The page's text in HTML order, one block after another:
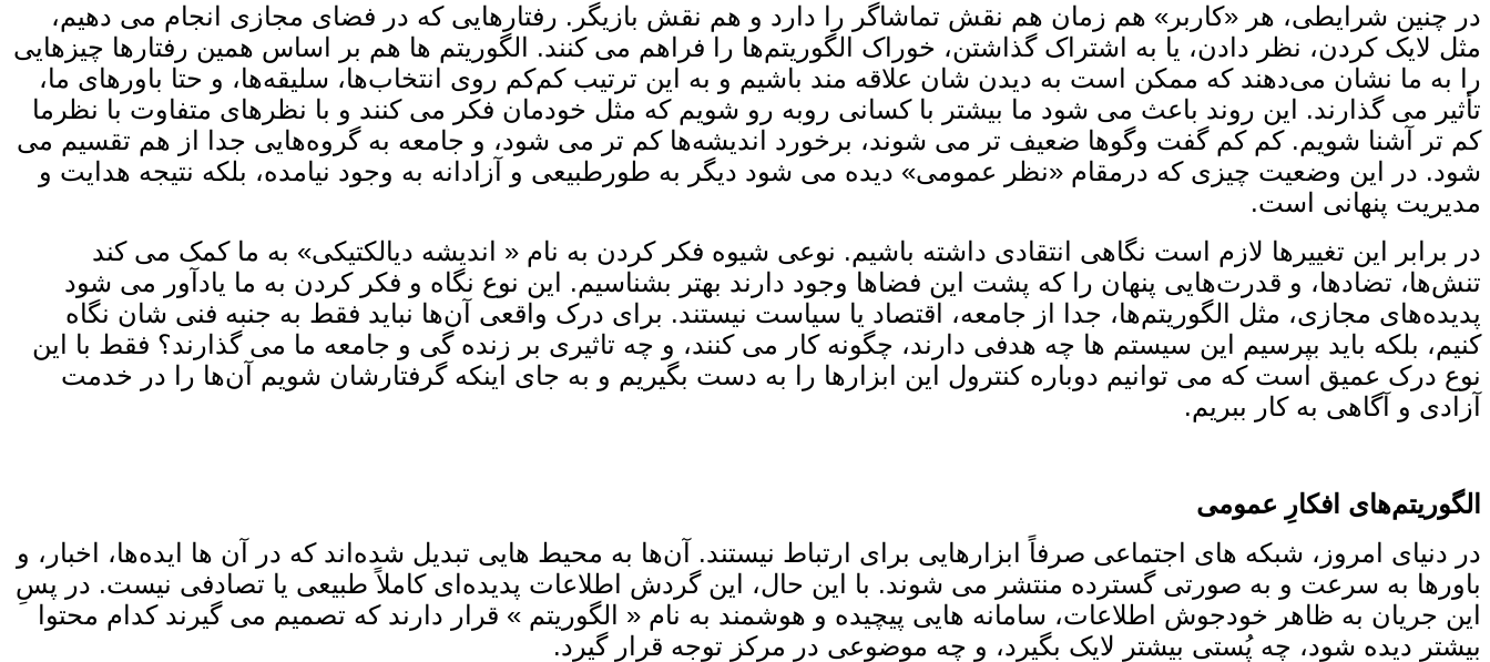
در چنین شرایطی، هر «کاربر» هم ‌زمان هم نقش تماشاگر را دارد و هم نقش بازیگر. رفتارهایی که در فضای مجازی انجام می ‌دهیم،
مثل لایک کردن، نظر دادن، یا به‌ اشتراک گذاشتن، خوراک الگوریتم‌ها را فراهم می‌ کنند. الگوریتم‌ ها هم بر اساس همین رفتارها چیزهایی
را به ما نشان می‌دهند که ممکن است به دیدن ‌شان علاقه ‌مند باشیم و به ‌این ترتیب کم‌کم روی انتخاب‌ها، سلیقه‌ها، و حتا باورهای ما،
تأثیر می‌ گذارند. این روند باعث می‌ شود ما بیشتر با کسانی روبه‌ رو شویم که مثل خودمان فکر می ‌کنند و با نظرهای متفاوت با نظرما
کم‌ تر آشنا شویم. کم‌ کم گفت ‌وگوها ضعیف ‌تر می ‌شوند، برخورد اندیشه‌ها کم ‌تر می‌ شود، و جامعه به گروه‌هایی جدا از هم تقسیم می
‌شود. در این وضعیت چیزی که درمقام «نظر عمومی» دیده می ‌شود دیگر به‌ طورطبیعی و آزادانه به ‌وجود نیامده، بلکه نتیجه هدایت و
مدیریت پنهانی است.
در برابر این تغییرها لازم است نگاهی انتقادی داشته باشیم. نوعی شیوه فکر کردن به ‌نام « اندیشه دیالکتیکی» به ما کمک می ‌کند
تنش‌ها، تضادها، و قدرت‌هایی پنهان را که پشت این فضاها وجود دارند بهتر بشناسیم. این نوع نگاه و فکر کردن به ما یادآور می ‌شود
پدیده‌های مجازی، مثل الگوریتم‌ها، جدا از جامعه، اقتصاد یا سیاست نیستند. برای درک واقعی آن‌ها نباید فقط به جنبه فنی ‌شان نگاه
کنیم، بلکه باید بپرسیم این سیستم‌ ها چه هدفی دارند، چگونه کار می ‌کنند، و چه تاثیری بر زنده گی و جامعه ما می‌ گذارند؟ فقط با این
نوع درک عمیق است که می‌ توانیم دوباره کنترول این ابزارها را به ‌دست بگیریم و به ‌جای اینکه گرفتارشان شویم آن‌ها را در خدمت
آزادی و آگاهی به کار ببریم.
الگوریتم‌های افکارِ عمومی
در دنیای امروز، شبکه‌ های اجتماعی صرفاً ابزارهایی برای ارتباط نیستند. آن‌ها به محیط‌ هایی تبدیل شده‌اند که در آن‌ ها ایده‌ها، اخبار، و
باورها به‌ سرعت و به‌ صورتی گسترده منتشر می ‌شوند. با این حال، این گردش اطلاعات پدیده‌ای کاملاً طبیعی یا تصادفی نیست. در پسِ
این جریان به ‌ظاهر خودجوش اطلاعات، سامانه‌ هایی پیچیده و هوشمند به نام « الگوریتم » قرار دارند که تصمیم می ‌گیرند کدام محتوا
بیشتر دیده شود، چه پُستی بیشتر لایک بگیرد، و چه موضوعی در مرکز توجه قرار گیرد.